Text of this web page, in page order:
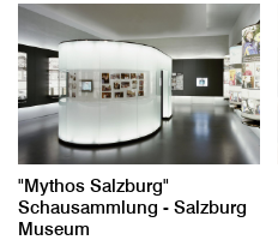
"Mythos Salzburg"
Schausammlung - Salzburg
Museum